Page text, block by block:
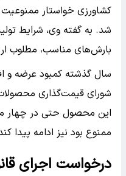
کشاورزی خواستار
شد. به گفته وی، شرایط
بارش‌های مناسب، مطلوب
سال گذشته کمبود عرضه
شورای قیمت‌گذاری
این محصول حتی در چهار
ممنوع بود نیز ادامه پیدا
درخواست اجرای